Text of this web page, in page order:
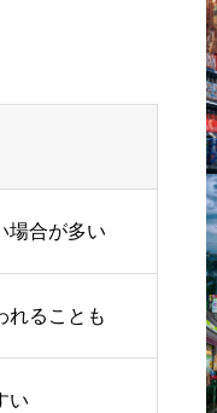
場合が多い
れることも
い